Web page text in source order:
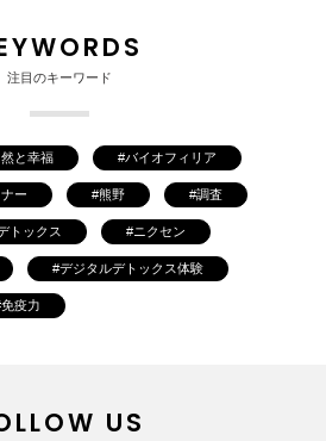
注目のキーワード
然と幸福 バイオフィリア
ー 熊野 調査
トックス ニクセン
デジタルデトックス体験
免疫力
US